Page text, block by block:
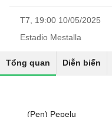
T7, 19:00 10/05/2025
Estadio Mestalla
Tổng quan Diễn biến
(Pen) Pepelu